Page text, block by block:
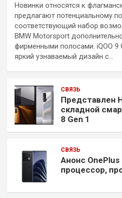
Новинки относятся к
предлагают потенциальному
соответствующий набор
BMW Motorsport
фирменными полосами. iQOO 9
яркий узнаваемый дизайн с…
СВЯЗЬ
Представлен
складной
8 Gen 1
СВЯЗЬ
Анонс
процессор,